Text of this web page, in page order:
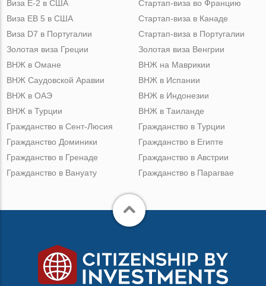
Виза Е-2 в США
Виза ЕВ 5 в США
Виза D7 в Португалии
Золотая виза Греции
Стартап-виза во Францию
Стартап-виза в Канаде
Стартап-виза в Португалии
Золотая виза Венгрии
ВНЖ в Омане
ВНЖ Саудовской Аравии
ВНЖ в ОАЭ
ВНЖ в Турции
ВНЖ на Маврикии
ВНЖ в Испании
ВНЖ в Индонезии
ВНЖ в Таиланде
Гражданство в Сент-Люсия
Гражданство Доминики
Гражданство в Гренаде
Гражданство в Вануату
Гражданство в Турции
Гражданство в Египте
Гражданство в Австрии
Гражданство в Парагвае